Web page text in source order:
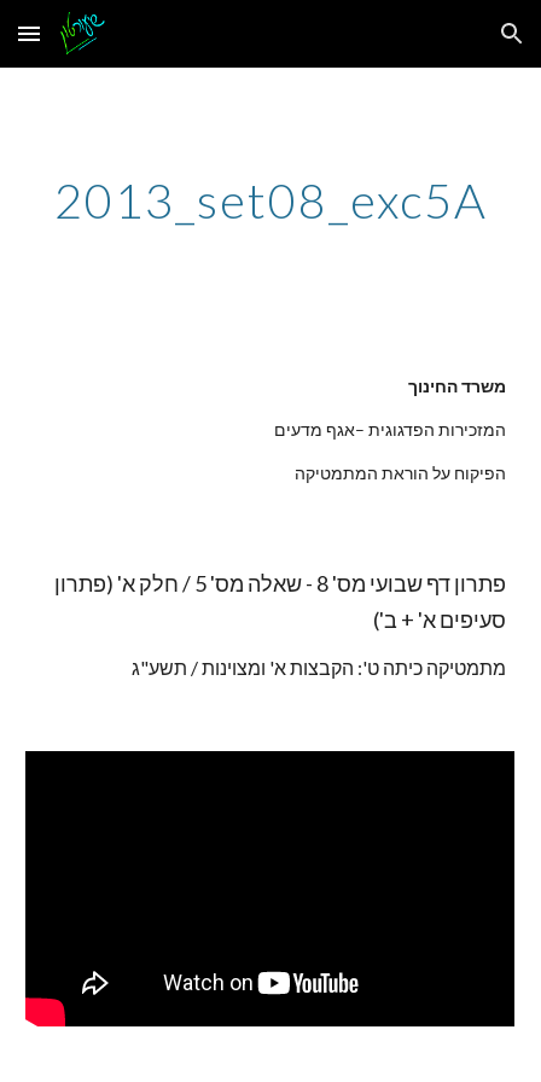
Skip to main content Skip to navigation
2013_set08_exc5A
משרד החינוך
המזכירות הפדגוגית –אגף מדעים
הפיקוח על הוראת המתמטיקה
פתרון דף שבועי מס' 8 - שאלה מס' 5 / חלק א' (פתרון
סעיפים א' + ב')
מתמטיקה כיתה ט': הקבצות א' ומצוינות / תשע"ג